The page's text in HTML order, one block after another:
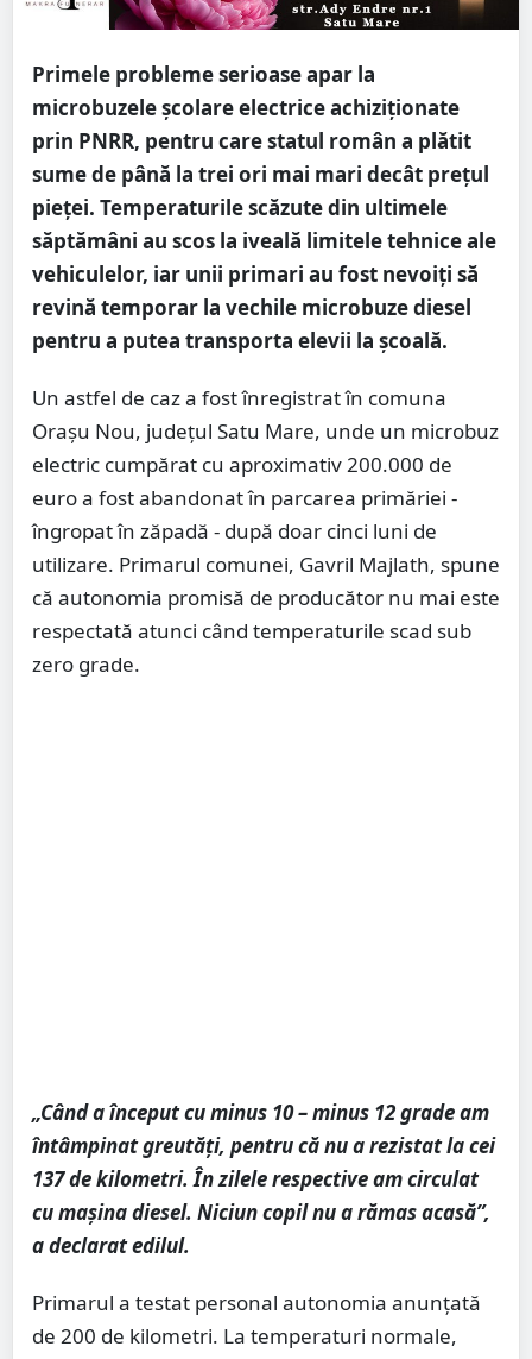
Primele probleme serioase apar la
microbuzele școlare electrice achiziționate
prin PNRR, pentru care statul român a plătit
sume de până la trei ori mai mari decât prețul
pieței. Temperaturile scăzute din ultimele
săptămâni au scos la iveală limitele tehnice ale
vehiculelor, iar unii primari au fost nevoiți să
revină temporar la vechile microbuze diesel
pentru a putea transporta elevii la școală.
Un astfel de caz a fost înregistrat în comuna
Orașu Nou, județul Satu Mare, unde un microbuz
electric cumpărat cu aproximativ 200.000 de
euro a fost abandonat în parcarea primăriei -
îngropat în zăpadă - după doar cinci luni de
utilizare. Primarul comunei, Gavril Majlath, spune
că autonomia promisă de producător nu mai este
respectată atunci când temperaturile scad sub
zero grade.
„Când a început cu minus 10 – minus 12 grade am
întâmpinat greutăți, pentru că nu a rezistat la cei
137 de kilometri. În zilele respective am circulat
cu mașina diesel. Niciun copil nu a rămas acasă”,
a declarat edilul.
Primarul a testat personal autonomia anunțată
de 200 de kilometri. La temperaturi normale,